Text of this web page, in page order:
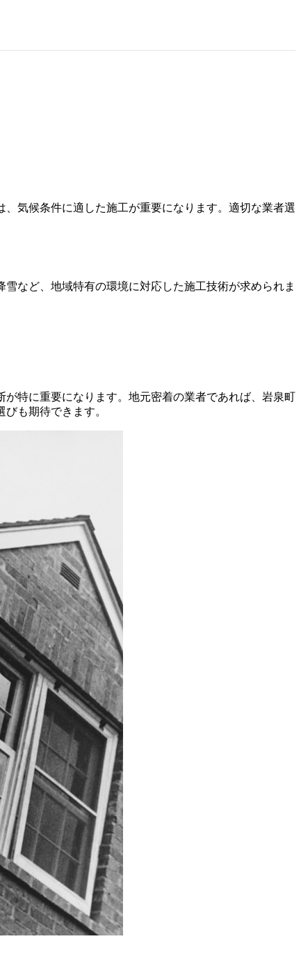
気候条件に適した施工が重要になります。適切な業者選
など、地域特有の環境に対応した施工技術が求められま
特に重要になります。地元密着の業者であれば、岩泉町
も期待できます。